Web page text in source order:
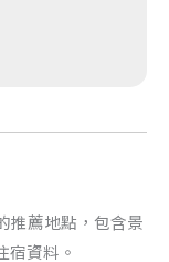
推薦地點，包含景
宿資料。